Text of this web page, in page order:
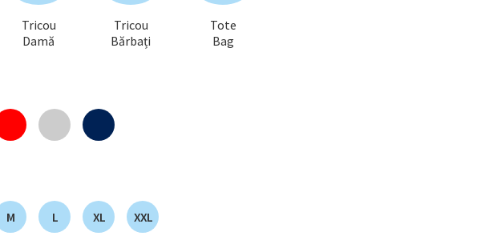
Tricou
Damă
Tricou
Bărbați
Tote
Bag
M L XL XXL